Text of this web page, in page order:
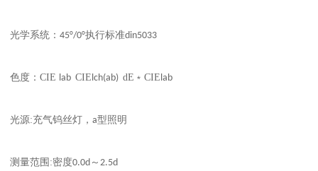
光学系统 ：45°/0°执行标准din5033
色度 ：CIE labCIElch(ab)dE ﹡CIElab
光源:充气钨丝灯，a型照明
测量范围 :密度0.0d ～2.5d